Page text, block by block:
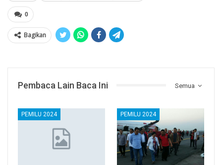
0
Bagikan
Semua
Pembaca Lain Baca Ini
PEMILU 2024 PEMILU 2024